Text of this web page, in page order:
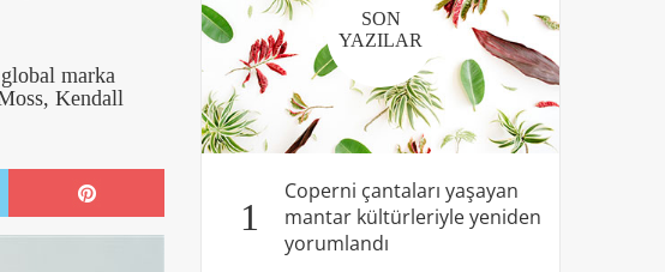
marka
Kendall
SON
YAZILAR
1
Coperni çantaları yaşayan
mantar kültürleriyle yeniden
yorumlandı